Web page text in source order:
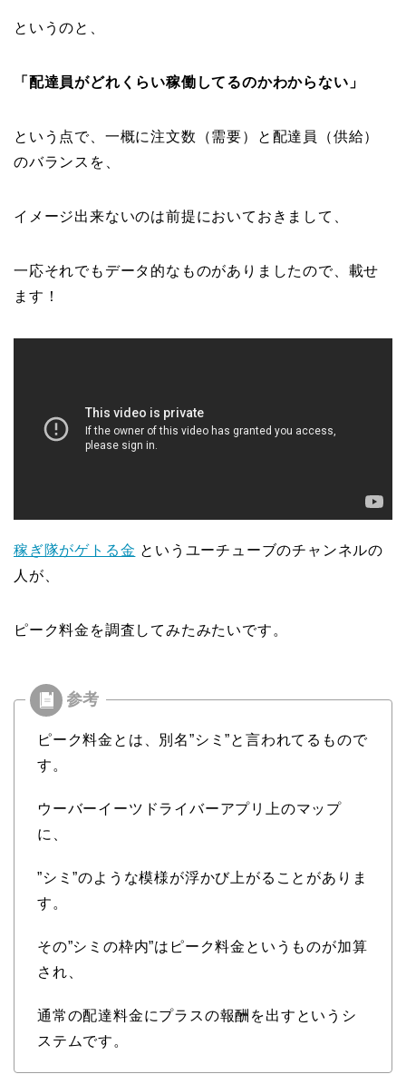
というのと、
「配達員がどれくらい稼働してるのかわからない」
という点で、一概に注文数（需要）と配達員（供給）
のバランスを、
イメージ出来ないのは前提においておきまして、
一応それでもデータ的なものがありましたので、載せ
ます！
稼ぎ隊がゲトる金 というユーチューブのチャンネルの
人が、
ピーク料金を調査してみたみたいです。
ピーク料金とは、別名”シミ”と言われてるもので
す。
ウーバーイーツドライバーアプリ上のマップ
に、
”シミ”のような模様が浮かび上がることがありま
す。
その”シミの枠内”はピーク料金というものが加算
され、
通常の配達料金にプラスの報酬を出すというシ
ステムです。